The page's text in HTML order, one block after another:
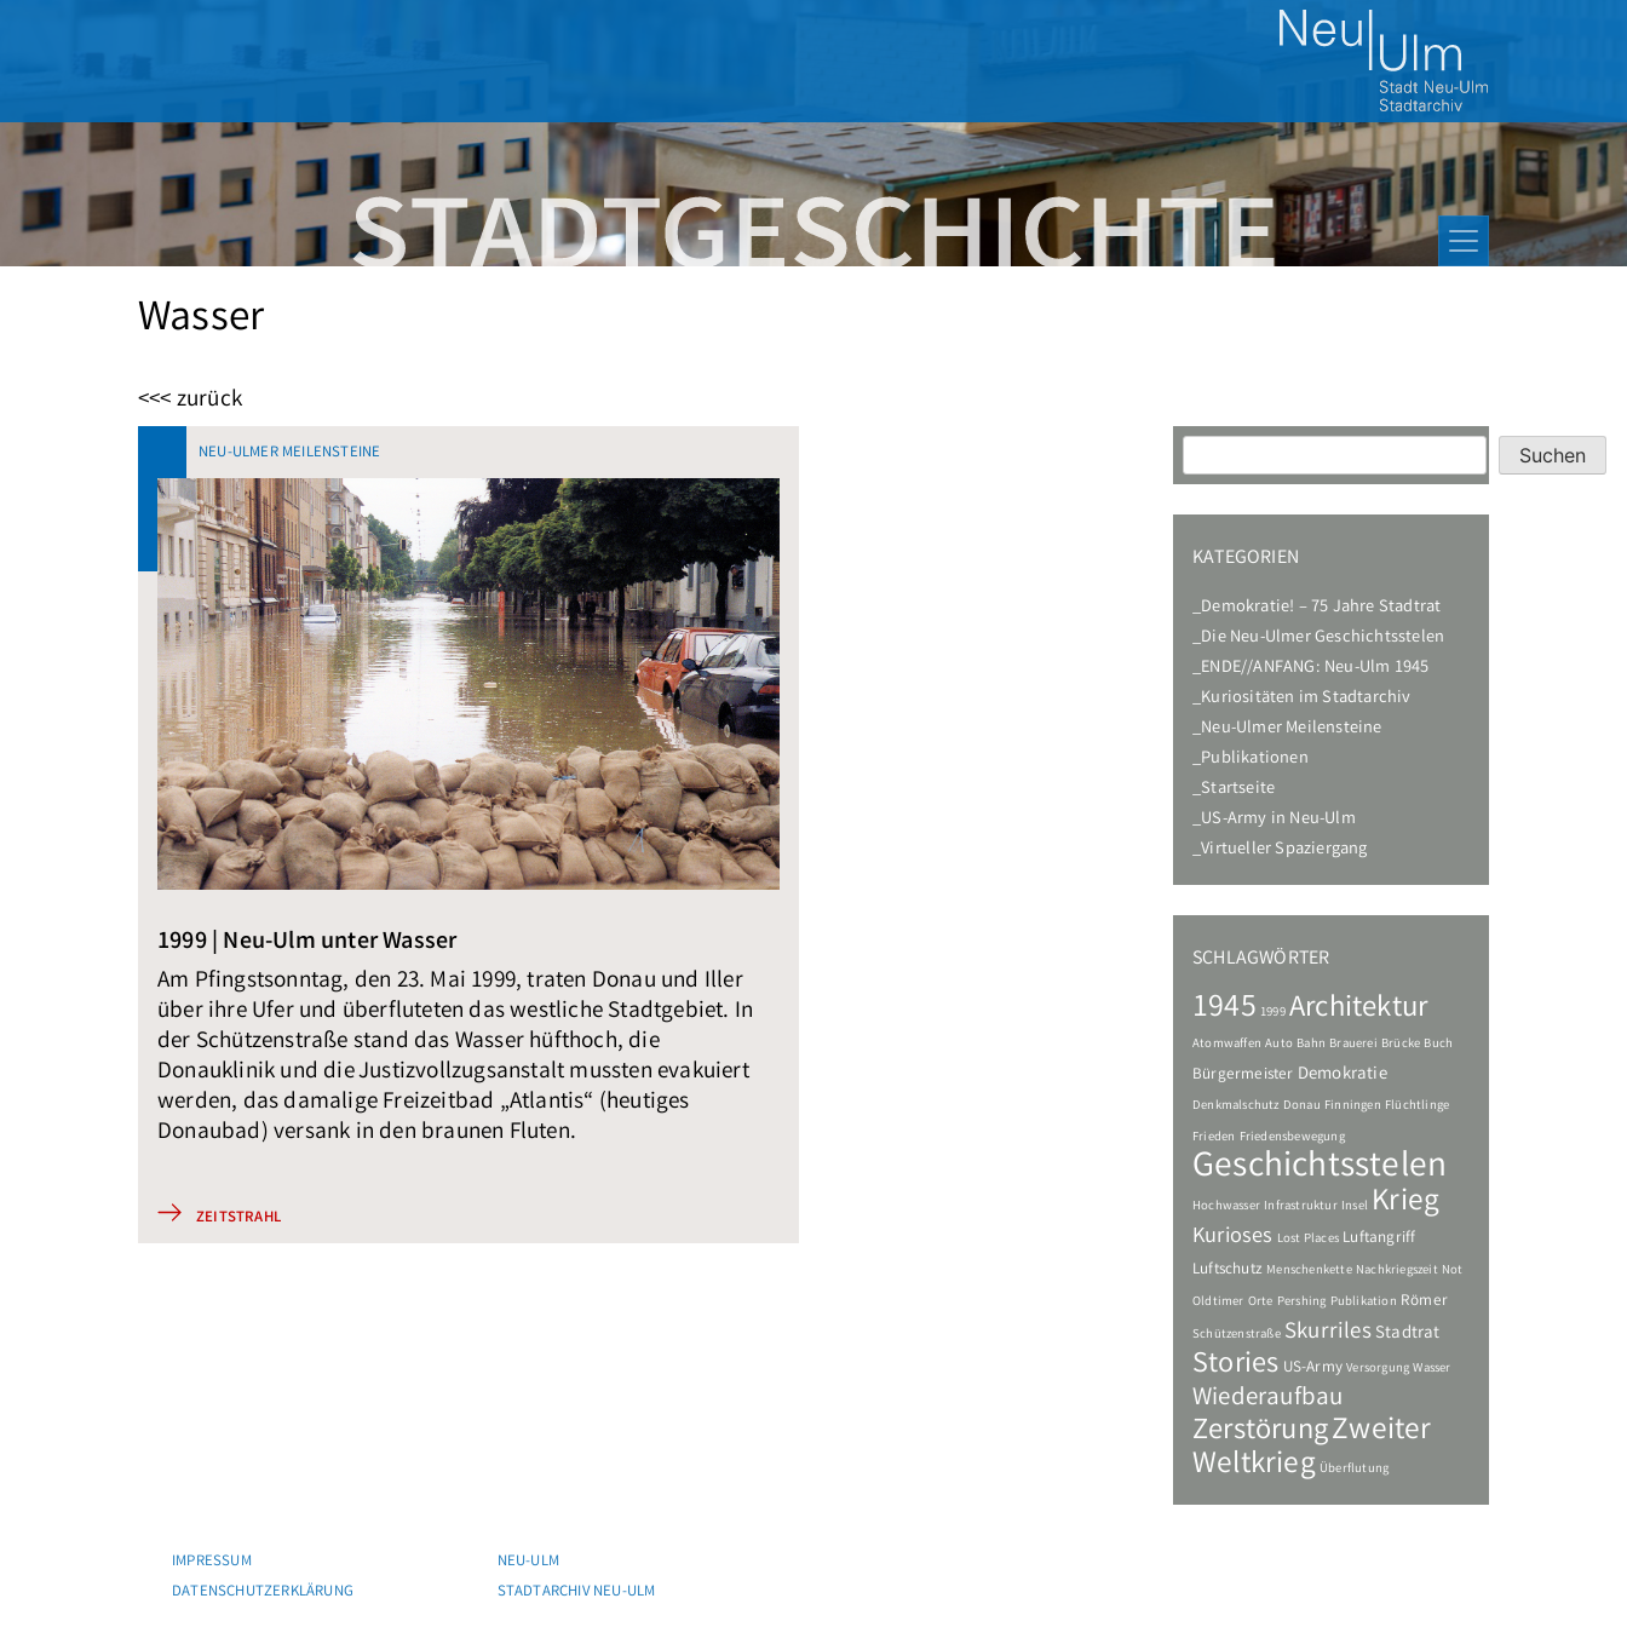
Wasser
<<< zurück
NEU-ULMER MEILENSTEINE
1999 | Neu-Ulm unter Wasser
Am Pfingstsonntag, den 23. Mai 1999, traten Donau und Iller
über ihre Ufer und überfluteten das westliche Stadtgebiet. In
der Schützenstraße stand das Wasser hüfthoch, die
Donauklinik und die Justizvollzugsanstalt mussten evakuiert
werden, das damalige Freizeitbad „Atlantis“ (heutiges
Donaubad) versank in den braunen Fluten.
ZEITSTRAHL
Suchen Suchen
KATEGORIEN
Demokratie! – 75 Jahre Stadtrat
Die Neu-Ulmer Geschichtsstelen
ENDE//ANFANG: Neu-Ulm 1945
Kuriositäten im Stadtarchiv
Neu-Ulmer Meilensteine
Publikationen
Startseite
US-Army in Neu-Ulm
Virtueller Spaziergang
SCHLAGWÖRTER
1945 1999 Architektur
Atomwaffen Auto Bahn Brauerei Brücke Buch
Bürgermeister Demokratie
Denkmalschutz Donau Finningen Flüchtlinge
Frieden Friedensbewegung
Geschichtsstelen
Hochwasser Infrastruktur Insel Krieg
Kurioses Lost Places Luftangriff
Luftschutz Menschenkette Nachkriegszeit Not
Oldtimer Orte Pershing Publikation Römer
Schützenstraße SkurrilesStadtrat
Stories US-Army Versorgung Wasser
Wiederaufbau
ZerstörungZweiter
Weltkrieg Überflutung
IMPRESSUM
DATENSCHUTZERKLÄRUNG
NEU-ULM
STADTARCHIV NEU-ULM